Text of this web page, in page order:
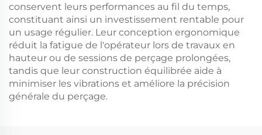
conservent leurs performances au fil du temps,
constituant ainsi un investissement rentable pour
un usage régulier. Leur conception ergonomique
réduit la fatigue de l'opérateur lors de travaux en
hauteur ou de sessions de perçage prolongées,
tandis que leur construction équilibrée aide à
minimiser les vibrations et améliore la précision
générale du perçage.